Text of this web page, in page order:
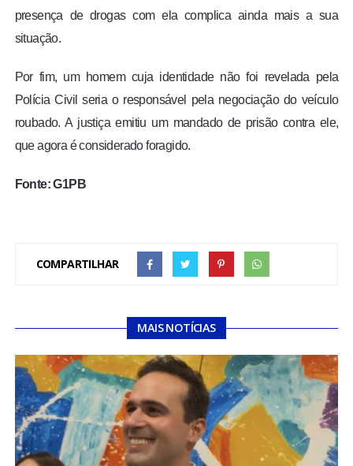
presença de drogas com ela complica ainda mais a sua
situação.
Por fim, um homem cuja identidade não foi revelada pela
Polícia Civil seria o responsável pela negociação do veículo
roubado. A justiça emitiu um mandado de prisão contra ele,
que agora é considerado foragido.
Fonte: G1PB
COMPARTILHAR
MAIS NOTÍCIAS